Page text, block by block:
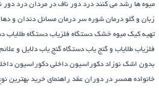
میوه ها رشد می کنند درد دور ناف در مردان درد دور
زبان و گلو درمان شوره سر درمان مسائل دندان و
تهیه کیک میوه خشک دستگاه فلزیاب دستگاه‌ طلایاب
فلزیاب طلایاب و گنج‌ یاب دستگاه‌ گنج‌ یاب دلایل و
بدون اشک نوزاد دکوراسیون داخلی دکوراسیون
خانواده همسر در دوران عقد راهنمای خرید بهترین